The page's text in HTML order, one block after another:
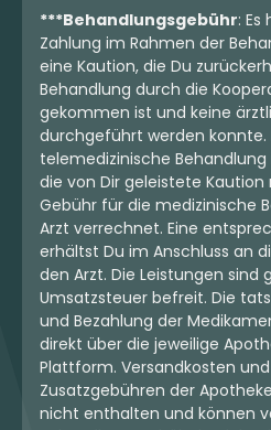
Hybrid Blüten
Apollo 24/1 HLS
Honey Suckle
5(3)
THC:24% CBD:1%
Ab 4,28 €
***Behandlungsgebühr:
Zahlung im Rahmen der
eine Kaution, die Du
Behandlung durch die
gekommen ist und keine
durchgeführt werden konnte.
telemedizinische
die von Dir geleistete
Gebühr für die medizinische
Arzt verrechnet. Eine
erhältst Du im Anschluss an
den Arzt. Die Leistungen sind
Umsatzsteuer befreit. Die
und Bezahlung der
direkt über die jeweilige
Plattform. Versandkosten
Zusatzgebühren der
nicht enthalten und können